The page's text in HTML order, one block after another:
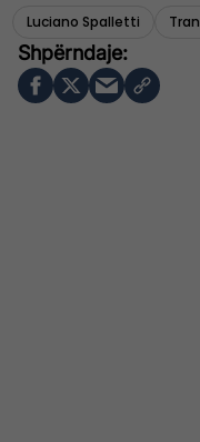
Luciano Spalletti